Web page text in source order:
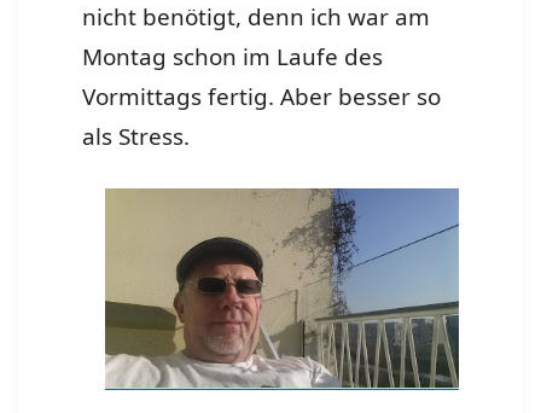
nicht benötigt, denn ich war am
Montag schon im Laufe des
Vormittags fertig. Aber besser so
als Stress.